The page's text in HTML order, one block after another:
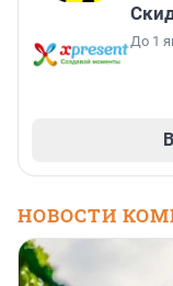
До 1
НОВОСТИ